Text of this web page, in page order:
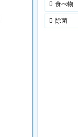
食べ物
除菌